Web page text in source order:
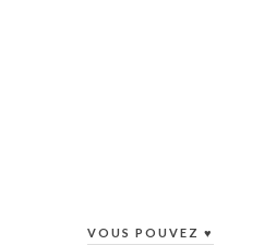
VOUS POUVEZ ♥